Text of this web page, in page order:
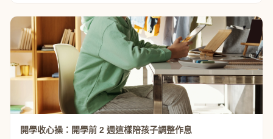
開學收心操：開學前 2 週這樣陪孩子調整作息